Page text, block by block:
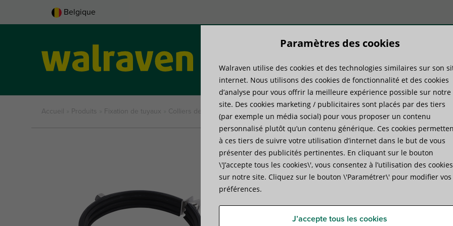
Belgique
Produits Savoir-faire Services
Accueil Produits Fixation de tuyaux Colliers de serrage Walraven Colliers inox avec isogaine (M8/10)
Walraven Colliers inox
pour les tuyaux en acier inoxydable et en plastique
Spécifications Fichiers joints
Paramètres des cookies
Walraven utilise des cookies et des technologies similaires sur son
internet. Nous utilisons des cookies de fonctionnalité et des cookies
d’analyse pour vous offrir la meilleure expérience possible sur notre
site. Des cookies marketing / publicitaires sont placés par des tiers
(par exemple un média social) pour vous proposer un contenu
personnalisé plutôt qu’un contenu générique. Ces cookies
à ces tiers de suivre votre utilisation d’internet dans le but de vous
présenter des publicités pertinentes. En cliquant sur le bouton
\'J’accepte tous les cookies\', vous consentez à l’utilisation des cookies
sur notre site. Cliquez sur le bouton \'Paramétrer\' pour modifier vos
préférences.
J’accepte tous les cookies